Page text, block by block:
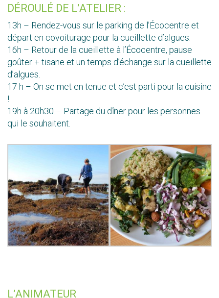
DÉROULÉ DE L’ATELIER :
13h – Rendez-vous sur le parking de l’Écocentre et
départ en covoiturage pour la cueillette d’algues.
16h – Retour de la cueillette à l’Écocentre, pause
goûter + tisane et un temps d’échange sur la cueillette
d’algues.
17 h – On se met en tenue et c’est parti pour la cuisine
!
19h à 20h30 – Partage du dîner pour les personnes
qui le souhaitent.
L’ANIMATEUR